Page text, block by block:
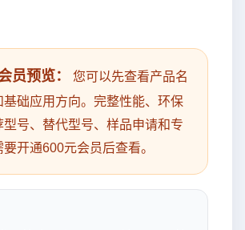
员预览：
您可以先查看产品名
基础应用方向。完整性能、环保
型号、替代型号、样品申请和专
开通600元会员后查看。